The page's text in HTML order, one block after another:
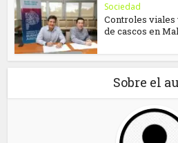
Sociedad
Controles viales
de cascos en
Sobre el